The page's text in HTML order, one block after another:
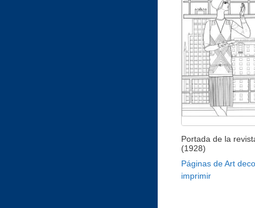
Portada de la
(1928)
Páginas de Art
imprimir